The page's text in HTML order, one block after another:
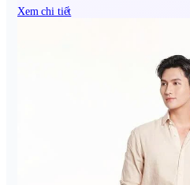
Xem chi tiết